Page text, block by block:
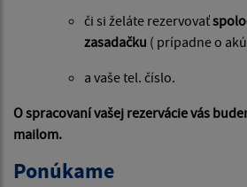
či si želáte rezervovať
zasadačku ( prípadne o
a vaše tel. číslo.
O spracovaní vašej rezervácie vás
mailom.
Ponúkame